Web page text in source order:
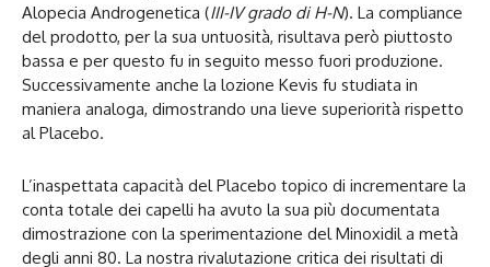
Alopecia Androgenetica (III-IV grado di H-N). La compliance
del prodotto, per la sua untuosità, risultava però piuttosto
bassa e per questo fu in seguito messo fuori produzione.
Successivamente anche la lozione Kevis fu studiata in
maniera analoga, dimostrando una lieve superiorità rispetto
al Placebo.
L’inaspettata capacità del Placebo topico di incrementare la
conta totale dei capelli ha avuto la sua più documentata
dimostrazione con la sperimentazione del Minoxidil a metà
degli anni 80. La nostra rivalutazione critica dei risultati di